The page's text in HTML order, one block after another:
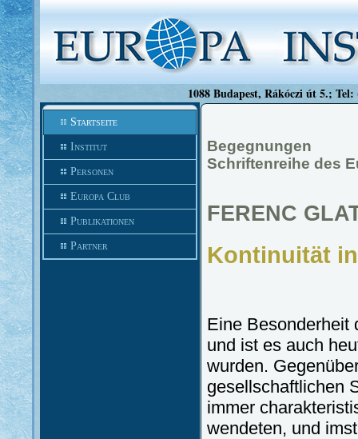
1088 Budapest, Rákóczi út 5.;
Startseite
Institut
Personen
Europa Club
Publikationen
Partner
Begegnungen
Schriftenreihe des
FERENC
Kontinuität
Eine Besonderheit
und ist es auch
wurden.
gesellschaftlichen
immer
wendeten, und